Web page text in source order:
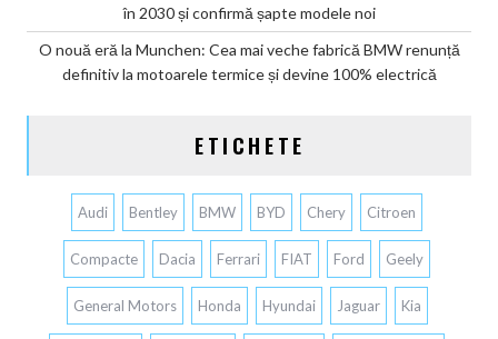
în 2030 și confirmă șapte modele noi
O nouă eră la Munchen: Cea mai veche fabrică BMW renunță
definitiv la motoarele termice și devine 100% electrică
ETICHETE
Audi Bentley BMW BYD Chery Citroen
Compacte Dacia Ferrari FIAT Ford Geely
General Motors Honda Hyundai Jaguar Kia